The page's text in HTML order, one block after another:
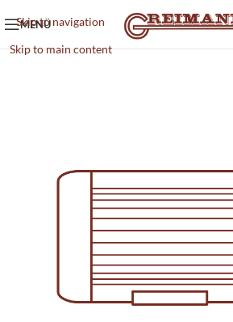
Skip to navigation
Skip to main content
MENÜ